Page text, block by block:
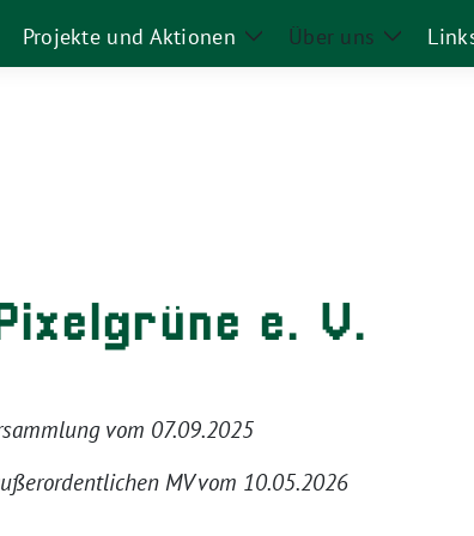
Projekte und Aktionen
ZeigeÜber uns
Zeige
e. V.
vom 07.09.2025
MV vom 10.05.2026